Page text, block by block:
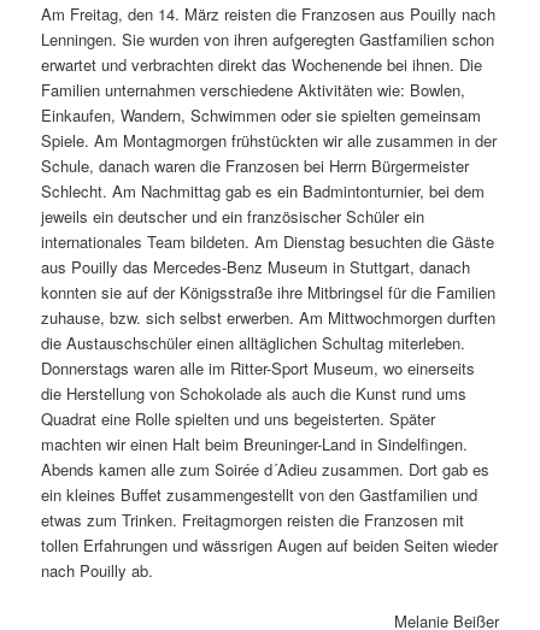
Am Freitag, den 14. März reisten die Franzosen aus Pouilly nach
Lenningen. Sie wurden von ihren aufgeregten Gastfamilien schon
erwartet und verbrachten direkt das Wochenende bei ihnen. Die
Familien unternahmen verschiedene Aktivitäten wie: Bowlen,
Einkaufen, Wandern, Schwimmen oder sie spielten gemeinsam
Spiele. Am Montagmorgen frühstückten wir alle zusammen in der
Schule, danach waren die Franzosen bei Herrn Bürgermeister
Schlecht. Am Nachmittag gab es ein Badmintonturnier, bei dem
jeweils ein deutscher und ein französischer Schüler ein
internationales Team bildeten. Am Dienstag besuchten die Gäste
aus Pouilly das Mercedes-Benz Museum in Stuttgart, danach
konnten sie auf der Königsstraße ihre Mitbringsel für die Familien
zuhause, bzw. sich selbst erwerben. Am Mittwochmorgen durften
die Austauschschüler einen alltäglichen Schultag miterleben.
Donnerstags waren alle im Ritter-Sport Museum, wo einerseits
die Herstellung von Schokolade als auch die Kunst rund ums
Quadrat eine Rolle spielten und uns begeisterten. Später
machten wir einen Halt beim Breuninger-Land in Sindelfingen.
Abends kamen alle zum Soirée d´Adieu zusammen. Dort gab es
ein kleines Buffet zusammengestellt von den Gastfamilien und
etwas zum Trinken. Freitagmorgen reisten die Franzosen mit
tollen Erfahrungen und wässrigen Augen auf beiden Seiten wieder
nach Pouilly ab.
Melanie Beißer